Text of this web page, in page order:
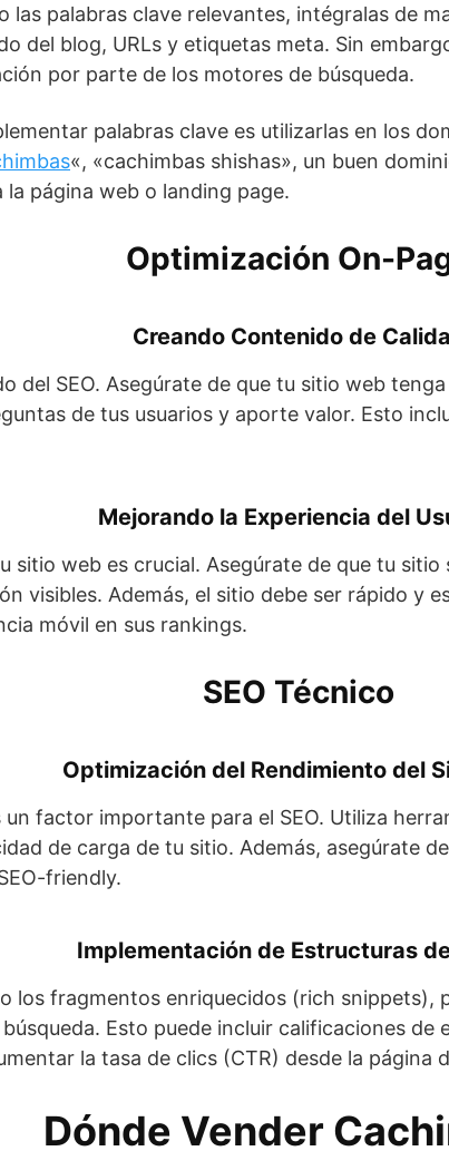
las palabras clave relevantes, intégralas de
del blog, URLs y etiquetas meta. Sin
por parte de los motores de búsqueda.
palabras clave es utilizarlas en los
«, «cachimbas shishas», un buen
página web o landing page.
Optimización On-
Creando Contenido de
del SEO. Asegúrate de que tu sitio web
de tus usuarios y aporte valor. Esto
Mejorando la Experiencia del
sitio web es crucial. Asegúrate de que tu
visibles. Además, el sitio debe ser rápido y
móvil en sus rankings.
SEO Técnico
Optimización del Rendimiento del
factor importante para el SEO. Utiliza
de carga de tu sitio. Además, asegúrate
friendly.
Implementación de Estructuras
los fragmentos enriquecidos (rich snippets),
Esto puede incluir calificaciones
la tasa de clics (CTR) desde la página
Dónde Vender